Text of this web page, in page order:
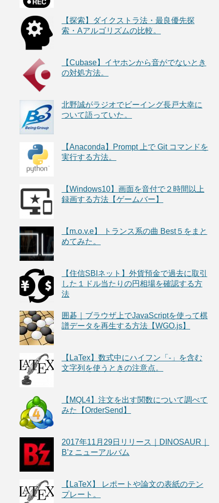
【探索】ダイクストラ法・最良優先探
索・Aアルゴリズムの比較。
【Cubase】イヤホンから音がでないとき
の対処方法。
北野誠がラジオでビーイング長戸大幸に
ついて語っていた。
【Anaconda】Prompt 上で Git コマンドを
実行する方法。
【Windows10】画面を音付で２時間以上
録画する方法【ゲームバー】
【m.o.v.e】 トランス系の曲 Best５をまと
めてみた。
【住信SBIネット】外貨預金で過去に取引
した１ドル当たりの円相場を確認する方
法
囲碁｜ブラウザ上でJavaScriptを使って棋
譜データを再生する方法【WGO.js】
【LaTex】数式中にハイフン「-」を含む
文字列を使うときの注意点。
【MQL4】注文を出す関数について調べて
みた【OrderSend】
2017年11月29日リリース｜DINOSAUR｜
B’z ニューアルバム
【LaTeX】 レポートや論文の表紙のテン
プレート。